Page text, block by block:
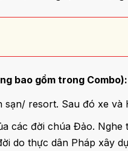
bao gồm trong Combo):
resort. Sau đó xe
các đời chúa Đảo.
do thực dân Pháp xây